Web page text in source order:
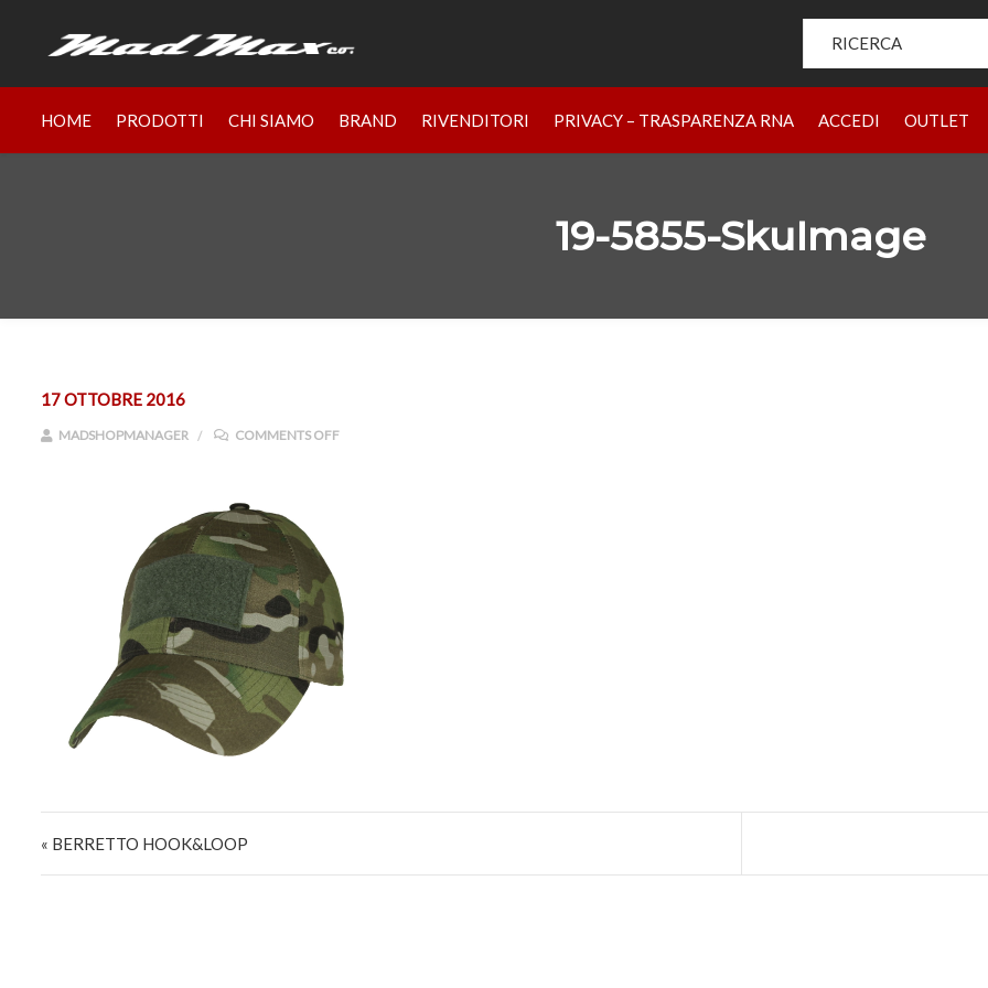
HOME PRODOTTI CHI SIAMO BRAND RIVENDITORI PRIVACY – TRASPARENZA RNA ACCEDI OUTLET
HOME PRODOTTI CHI SIAMO BRAND
19-5855-SkuImage
17 OTTOBRE 2016
MADSHOPMANAGER COMMENTS OFFON 19-5855-SKUIMAGE
Navigazione articoli
« BERRETTO HOOK&LOOP